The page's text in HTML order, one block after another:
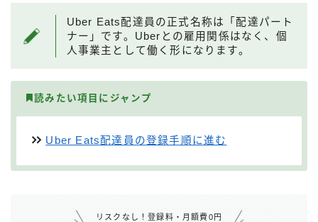
Uber Eats配達員の正式名称は「配達パート
ナー」です。Uberとの雇用関係はなく、個
人事業主として働く形になります。
読みたい項目にジャンプ
Uber Eats配達員の登録手順に進む
リスクなし！登録料・月額費0円